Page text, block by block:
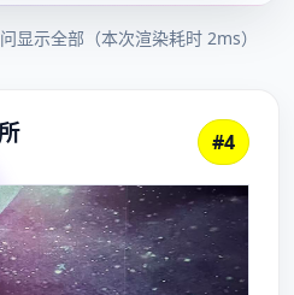
偶苏州会所的 已经验证过
是AA,洗澡,可
指滑6苏州水磨会所
都不做 自己有房不外出 可以
苏州逍遥网手机版样的如果